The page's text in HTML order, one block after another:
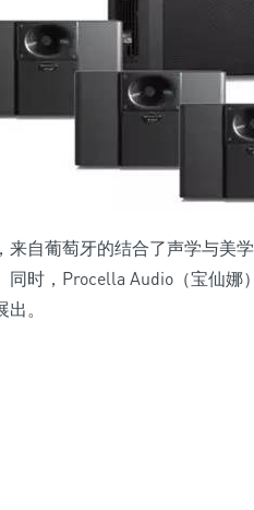
来自葡萄牙的结合了声学与美
同时，Procella Audio（宝仙娜
。